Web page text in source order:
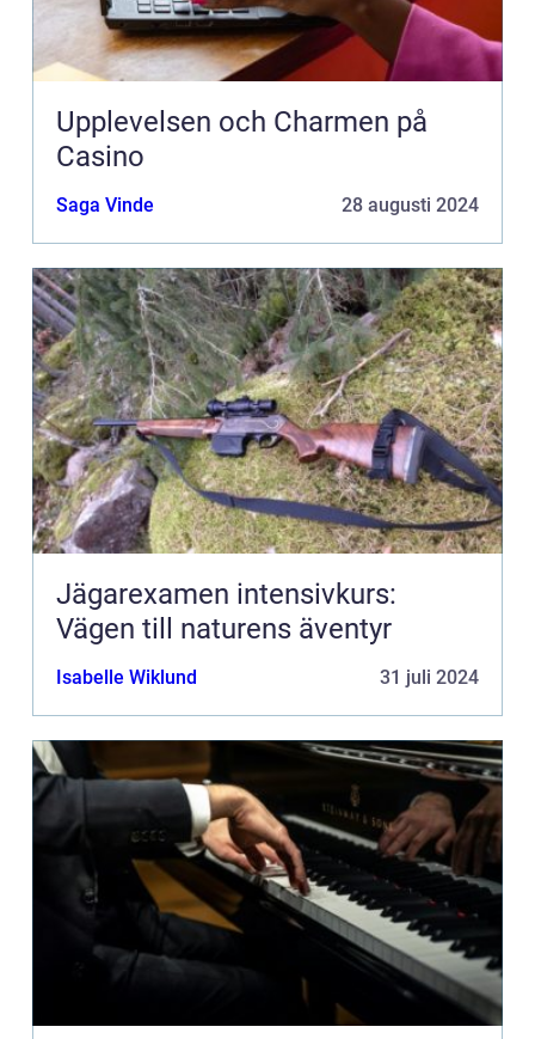
Upplevelsen och Charmen på
Casino
Saga Vinde 28 augusti 2024
Jägarexamen intensivkurs:
Vägen till naturens äventyr
Isabelle Wiklund 31 juli 2024